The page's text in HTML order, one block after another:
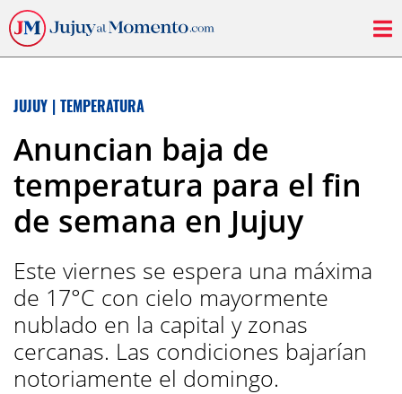
JUJUY | TEMPERATURA
Anuncian baja de
temperatura para el fin
de semana en Jujuy
Este viernes se espera una máxima
de 17°C con cielo mayormente
nublado en la capital y zonas
cercanas. Las condiciones bajarían
notoriamente el domingo.